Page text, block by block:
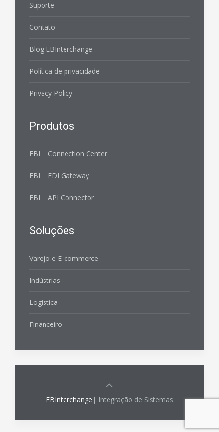
Suporte
Contato
Blog EBInterchange
Política de privacidade
Privacy Policy
Produtos
EBI | Connection Center
EBI | EDI Gateway
EBI | API Connector
Soluções
Varejo e E-commerce
Indústrias
Logística
Financeiro
EBInterchange | Integração de Sistemas